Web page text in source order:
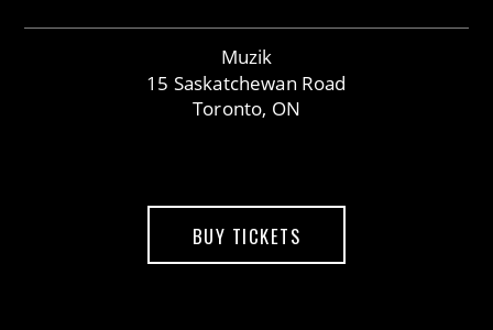
Muzik
15 Saskatchewan Road
Toronto, ON
BUY TICKETS